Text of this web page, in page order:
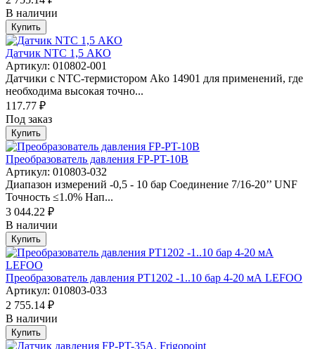
В наличии
Купить
Датчик NTC 1,5 АКО
Артикул: 010802-001
Датчики с NTC-термистором Ako 14901 для применений, где
необходима высокая точно...
117.77 ₽
Под заказ
Купить
Преобразователь давления FP-PT-10B
Артикул: 010803-032
Диапазон измерений -0,5 - 10 бар Соединение 7/16-20’’ UNF
Точность ≤1.0% Нап...
3 044.22 ₽
В наличии
Купить
Преобразователь давления PT1202 -1..10 бар 4-20 мА LEFOO
Артикул: 010803-033
2 755.14 ₽
В наличии
Купить